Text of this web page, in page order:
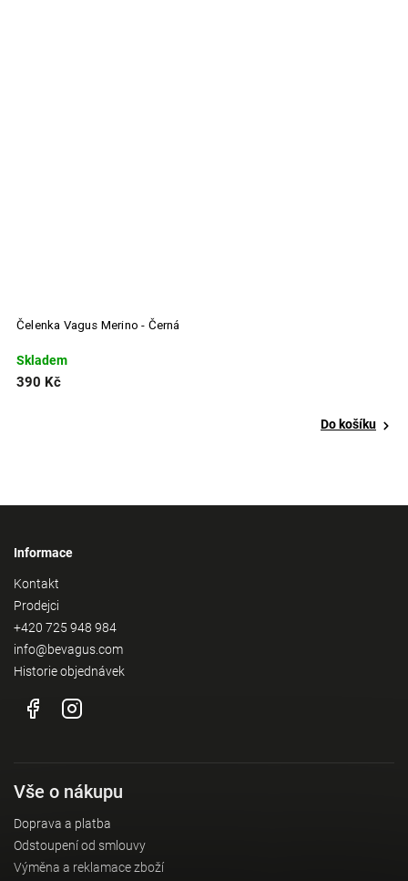
Čelenka Vagus Merino - Černá
Skladem
390 Kč
Do košíku
Informace
Kontakt
Prodejci
+420 725 948 984
info@bevagus.com
Historie objednávek
Vše o nákupu
Doprava a platba
Odstoupení od smlouvy
Výměna a reklamace zboží